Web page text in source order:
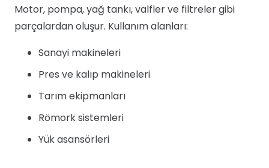
Motor, pompa, yağ tankı, valfler ve filtreler gibi
parçalardan oluşur. Kullanım alanları:
Sanayi makineleri
Pres ve kalıp makineleri
Tarım ekipmanları
Römork sistemleri
Yük asansörleri